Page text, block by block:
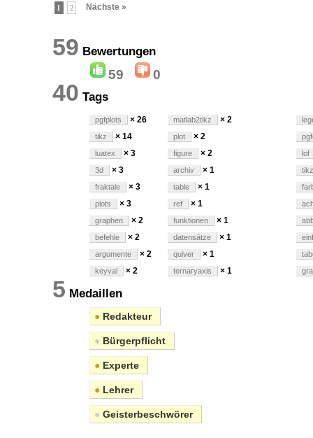
1 2 Nächste »
59 Bewertungen
59 0
40 Tags
pgfplots × 26
tikz × 14
luatex × 3
3d × 3
fraktale × 3
plots × 3
graphen × 2
befehle × 2
argumente × 2
keyval × 2
matlab2tikz × 2
plot × 2
figure × 2
archiv × 1
table × 1
ref × 1
funktionen × 1
datensätze × 1
quiver × 1
ternaryaxis × 1
lof
5 Medaillen
● Redakteur
● Bürgerpflicht
● Experte
● Lehrer
● Geisterbeschwörer